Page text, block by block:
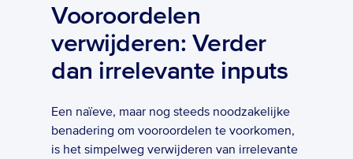
Vooroordelen
verwijderen: Verder
dan irrelevante inputs
Een naïeve, maar nog steeds noodzakelijke
benadering om vooroordelen te voorkomen,
is het simpelweg verwijderen van irrelevante